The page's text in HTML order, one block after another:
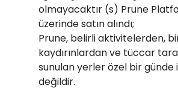
olmayacaktır (s) Prune
üzerinde satın alındı;
Prune, belirli aktivitelerden,
kaydırınlardan ve tüccar
sunulan yerler özel bir günde
değildir.